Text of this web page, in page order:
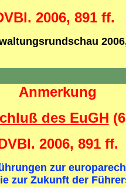
2006, 891 ff.
Anmerkung
des EuGH
2006, 891 ff.
zur
zur Zukunft der